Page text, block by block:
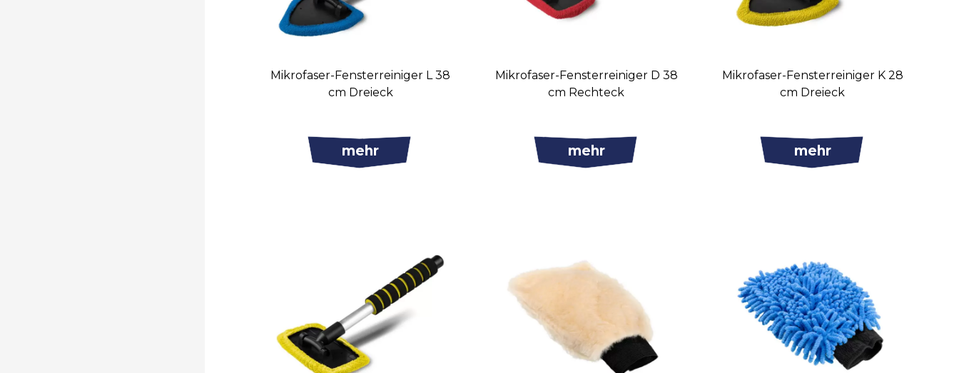
Mikrofaser-Fensterreiniger L 38
cm Dreieck
mehr
Mikrofaser-Fensterreiniger D 38
cm Rechteck
mehr
Mikrofaser-Fensterreiniger K 28
cm Dreieck
mehr